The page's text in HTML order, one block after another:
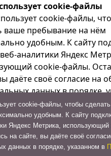
713-82-11
cookie-файлы
cookie-файлы,
ваше пребывание на нём
удобным. К cайту
аналитики Яндекс
cookie-файлы.
даёте своё согласие на
данных в порядке,
обработки
Отказаться
cookie-файлы, чтобы
удобным. К cайту
Яндекс Метрика,
на сайте, вы даёте своё
данных в порядке, указанном в